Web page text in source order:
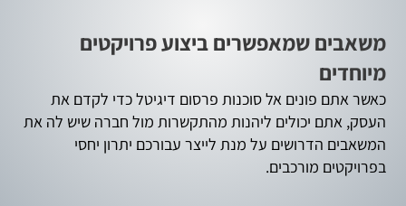
משאבים שמאפשרים ביצוע פרויקטים
מיוחדים
כאשר אתם פונים אל סוכנות פרסום דיגיטל כדי לקדם את
העסק, אתם יכולים ליהנות מהתקשרות מול חברה שיש לה את
המשאבים הדרושים על מנת לייצר עבורכם יתרון יחסי
בפרויקטים מורכבים.